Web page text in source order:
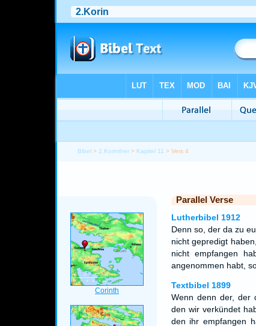
Bibel > 2.Korinther > Kapitel 11 > Vers 4
Parallel Verse
Lutherbibel 1912
Denn so, der da zu
nicht gepredigt
nicht empfangen
angenommen habt,
Textbibel 1899
Wenn denn der, der
den wir verkündet
den ihr empfangen